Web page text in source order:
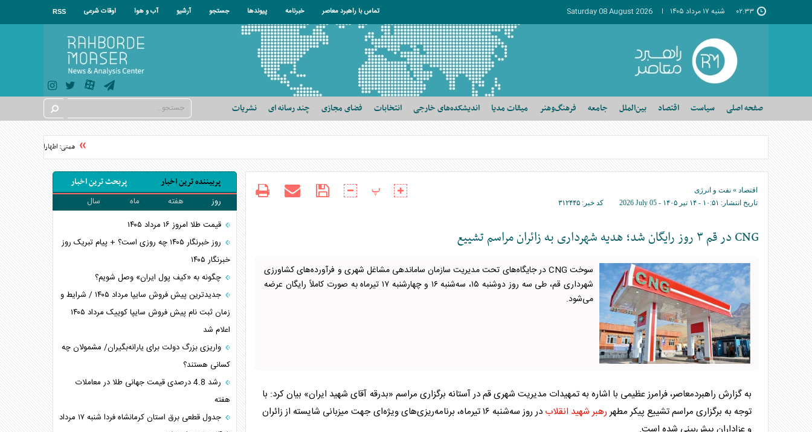
۰۲:۳۳ شنبه ۱۷ مرداد ۱۴۰۵ Saturday 08 August 2026 تماس با راهبرد معاصر خبرنامه پیوندها جستجو آرشیو آب و هوا اوقات شرعی RSS
صفحه اصلی سیاست اقتصاد بین‌الملل جامعه فرهنگ‌وهنر میقات مدیا اندیشکده‌های خارجی انتخابات فضای مجازی چند رسانه ای نشریات
همتی: اظهارات وزیر خزانه‌داری
اقتصاد » نفت و انرژی
تاریخ انتشار: ۱۰:۵۱ - ۱۴ تير ۱۴۰۵ - 2026 July 05 کد خبر: ۳۱۲۴۴۵
پ
CNG در قم ۳ روز رایگان شد؛ هدیه شهرداری به زائران مراسم تشییع
سوخت CNG در جایگاه‌های تحت مدیریت سازمان ساماندهی مشاغل شهری و فرآورده‌های کشاورزی
شهرداری قم، طی سه روز دوشنبه ۱۵، سه‌شنبه ۱۶ و چهارشنبه ۱۷ تیرماه به صورت کاملاً رایگان عرضه
می‌شود.
به گزارش راهبردمعاصر، فرامرز عظیمی با اشاره به تمهیدات مدیریت شهری قم در آستانه برگزاری مراسم «بدرقه آقای شهید ایران» بیان کرد: با
توجه به برگزاری مراسم تشییع پیکر مطهر رهبر شهید انقلاب
در روز سه‌شنبه ۱۶ تیرماه، برنامه‌ریزی‌های ویژه‌ای جهت میزبانی شایسته از زائران
پربیننده ترین اخبار پربحث ترین اخبار
روز هفته ماه
سال
قیمت طلا امروز ۱۶ مرداد ۱۴۰۵
روز خبرنگار ۱۴۰۵ چه روزی است؟ + پیام تبریک روز
خبرنگار ۱۴۰۵
چگونه به «کیف پول ایران» وصل شویم؟
جدیدترین پیش فروش سایپا مرداد ۱۴۰۵ / شرایط و
زمان ثبت نام پیش فروش سایپا کوییک مرداد ۱۴۰۵
اعلام شد
واریزی بزرگ دولت برای یارانه‌بگیران/ مشمولان چه
کسانی هستند؟
رشد 4.8 درصدی قیمت جهانی طلا در معاملات
هفته
جدول قطعی برق استان کرمانشاه فردا شنبه ۱۷ مرداد